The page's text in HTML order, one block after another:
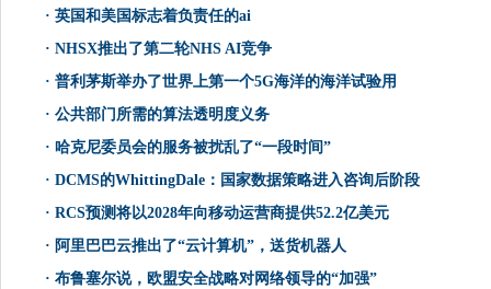
· 英国和美国标志着负责任的ai
· NHSX推出了第二轮NHS AI竞争
· 普利茅斯举办了世界上第一个5G海洋的海洋试验用
· 公共部门所需的算法透明度义务
· 哈克尼委员会的服务被扰乱了“一段时间”
· DCMS的WhittingDale：国家数据策略进入咨询后阶段
· RCS预测将以2028年向移动运营商提供52.2亿美元
· 阿里巴巴云推出了“云计算机”，送货机器人
· 布鲁塞尔说，欧盟安全战略对网络领导的“加强”